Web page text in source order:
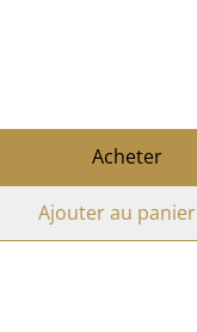
Acheter
Ajouter au panier